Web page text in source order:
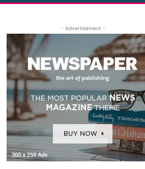
- Advertisement -